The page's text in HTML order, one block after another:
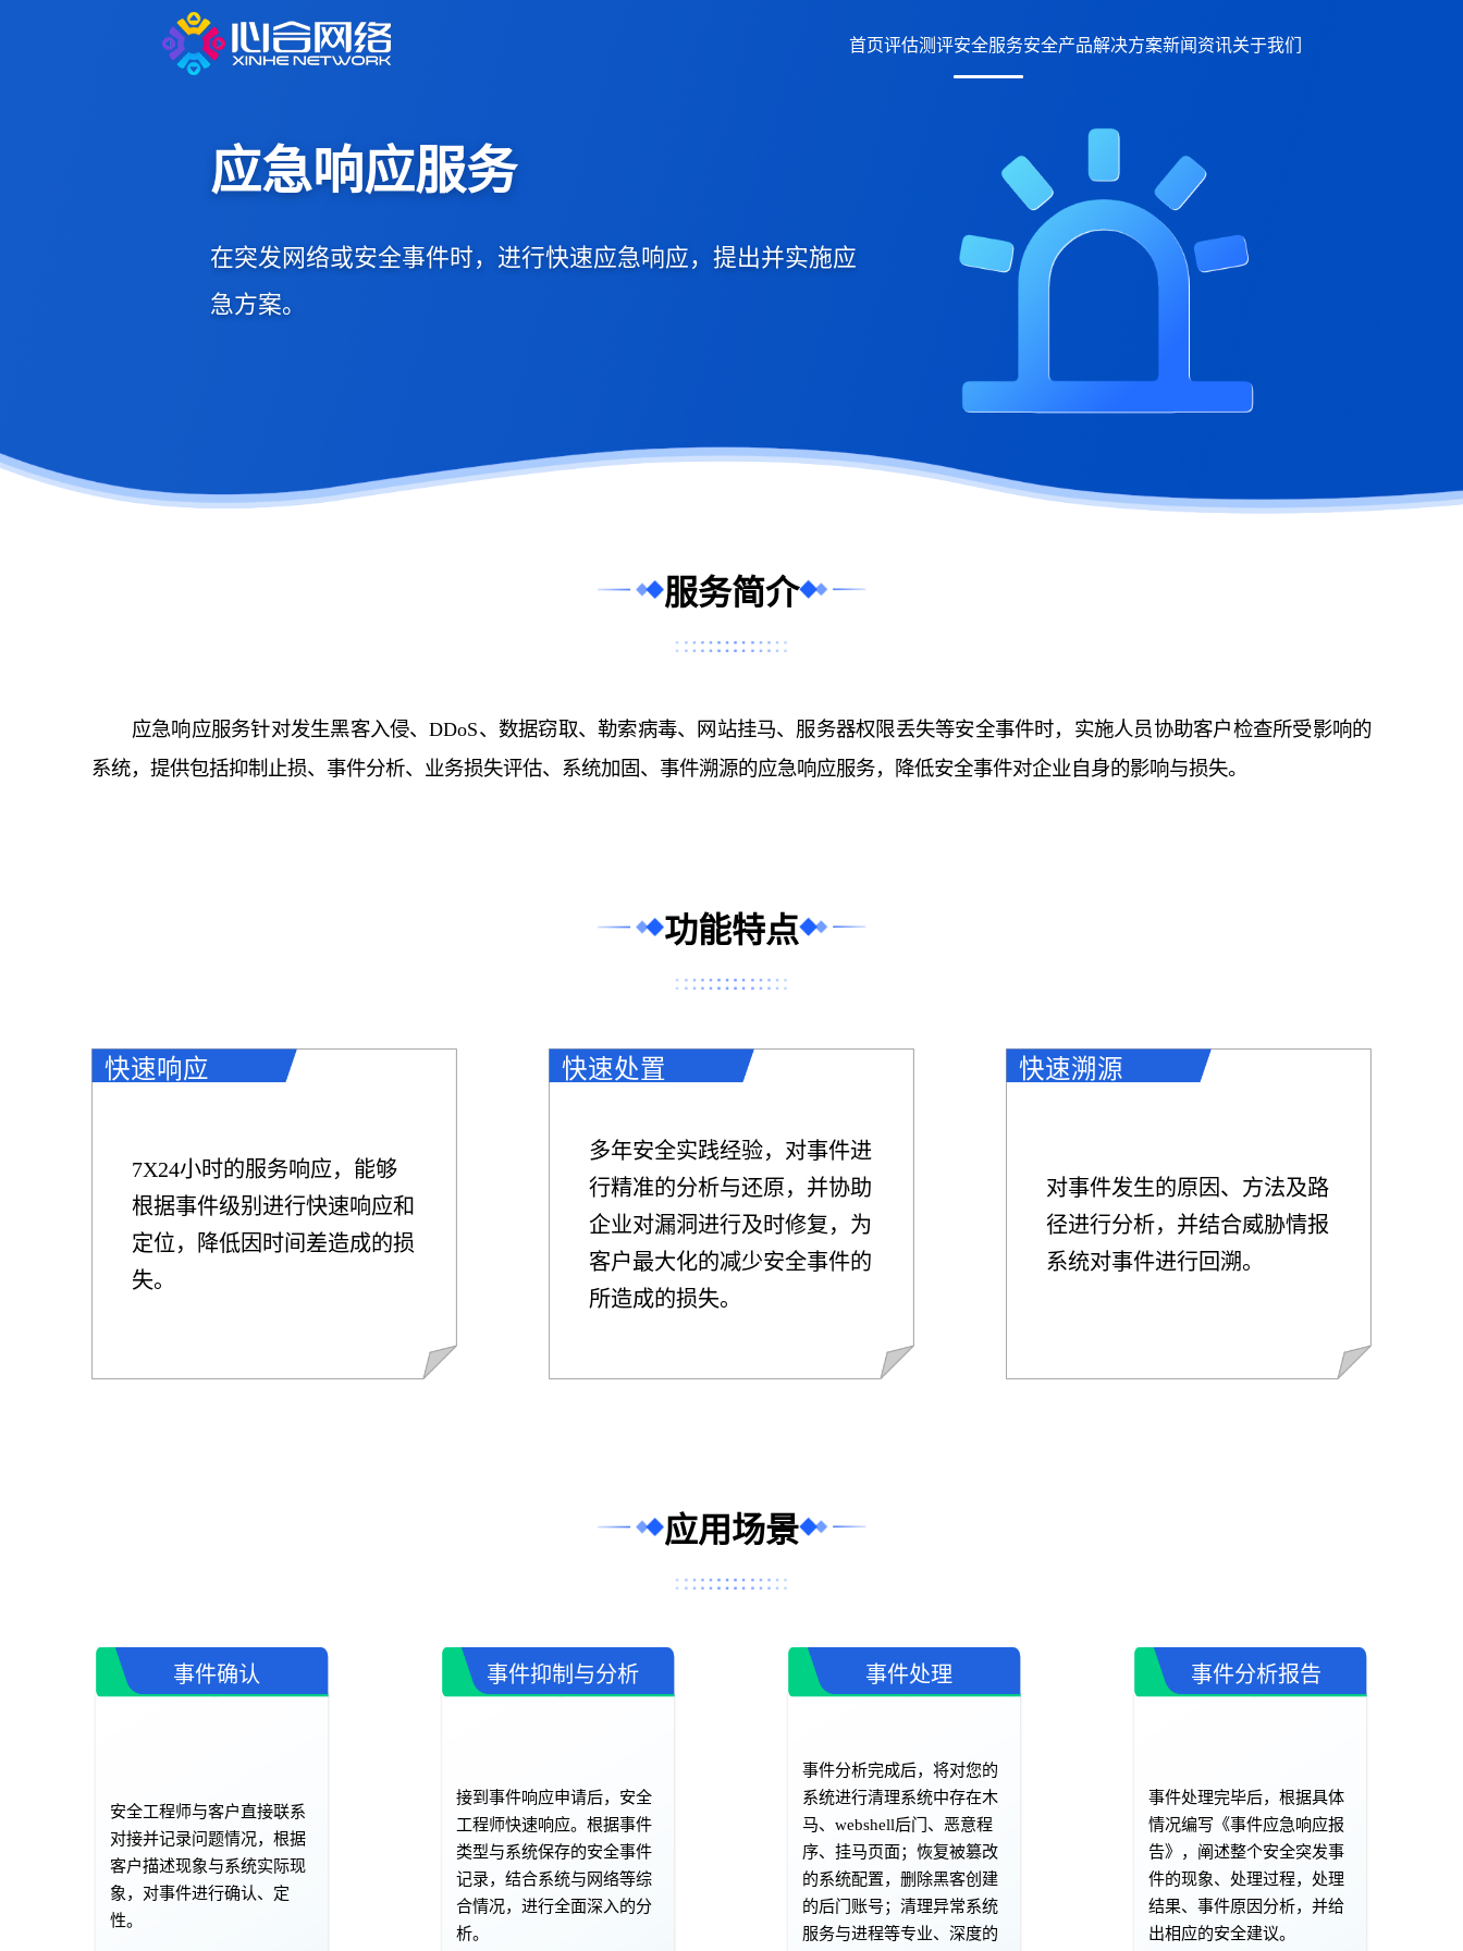
首页评估测评安全服务安全产品解决方案新闻资讯关于我们
应急响应服务
在突发⽹络或安全事件时，进行快速应急响应，提出并实施应
急方案。
服务简介
应急响应服务针对发生黑客入侵、DDoS、数据窃取、勒索病毒、网站挂马、服务器权限丢失等安全事件时，实施⼈员协助客户检查所受影响的
系统，提供包括抑制止损、事件分析、业务损失评估、系统加固、事件溯源的应急响应服务，降低安全事件对企业自身的影响与损失。
功能特点
快速响应
7X24小时的服务响应，能够
根据事件级别进行快速响应和
定位，降低因时间差造成的损
失。
快速处置
多年安全实践经验，对事件进
行精准的分析与还原，并协助
企业对漏洞进行及时修复，为
客户最大化的减少安全事件的
所造成的损失。
快速溯源
对事件发生的原因、方法及路
径进行分析，并结合威胁情报
系统对事件进行回溯。
应用场景
事件确认
安全工程师与客户直接联系
对接并记录问题情况，根据
客户描述现象与系统实际现
象，对事件进行确认、定
性。
事件抑制与分析
接到事件响应申请后，安全
工程师快速响应。根据事件
类型与系统保存的安全事件
记录，结合系统与网络等综
合情况，进行全面深入的分
析。
事件处理
事件分析完成后，将对您的
系统进行清理系统中存在木
马、webshell后门、恶意程
序、挂马页面；恢复被篡改
的系统配置，删除黑客创建
的后门账号；清理异常系统
服务与进程等专业、深度的
事件分析报告
事件处理完毕后，根据具体
情况编写《事件应急响应报
告》，阐述整个安全突发事
件的现象、处理过程，处理
结果、事件原因分析，并给
出相应的安全建议。